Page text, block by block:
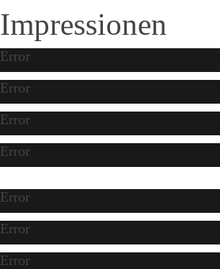
Impressionen
Error
Error
Error
Error
Error
Error
Error